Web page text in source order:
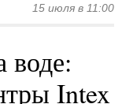
15 июля в 11:00
воде:
Intex